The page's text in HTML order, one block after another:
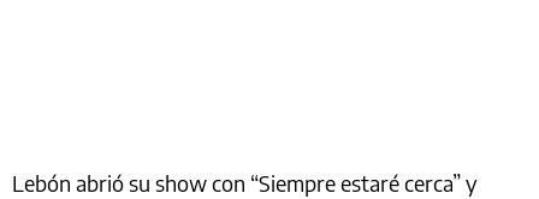
Lebón abrió su show con “Siempre estaré cerca” y